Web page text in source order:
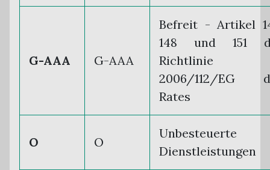
G-AAA G-AAA
Befreit - Artikel
148 und 151
Richtlinie
2006/112/EG
Rates
O O
Unbesteuerte
Dienstleistungen